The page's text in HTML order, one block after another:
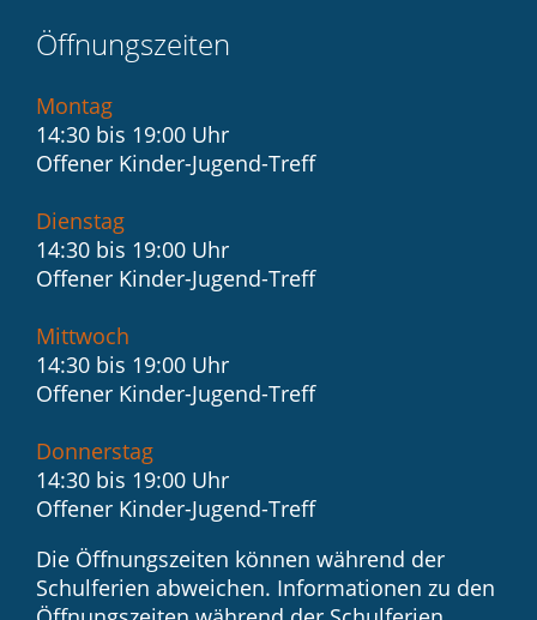
Öffnungszeiten
Montag
14:30 bis 19:00 Uhr
Offener Kinder-Jugend-Treff
Dienstag
14:30 bis 19:00 Uhr
Offener Kinder-Jugend-Treff
Mittwoch
14:30 bis 19:00 Uhr
Offener Kinder-Jugend-Treff
Donnerstag
14:30 bis 19:00 Uhr
Offener Kinder-Jugend-Treff
Die Öffnungszeiten können während der
Schulferien abweichen. Informationen zu den